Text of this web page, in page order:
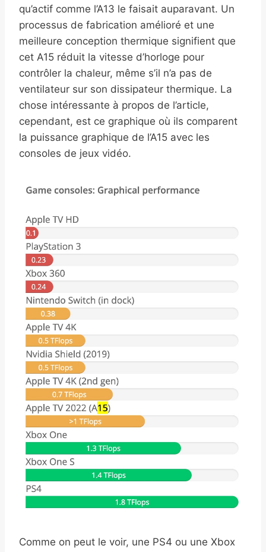
qu’actif comme l’A13 le faisait auparavant. Un
processus de fabrication amélioré et une
meilleure conception thermique signifient que
cet A15 réduit la vitesse d’horloge pour
contrôler la chaleur, même s’il n’a pas de
ventilateur sur son dissipateur thermique. La
chose intéressante à propos de l’article,
cependant, est ce graphique où ils comparent
la puissance graphique de l’A15 avec les
consoles de jeux vidéo.
Comme on peut le voir, une PS4 ou une Xbox